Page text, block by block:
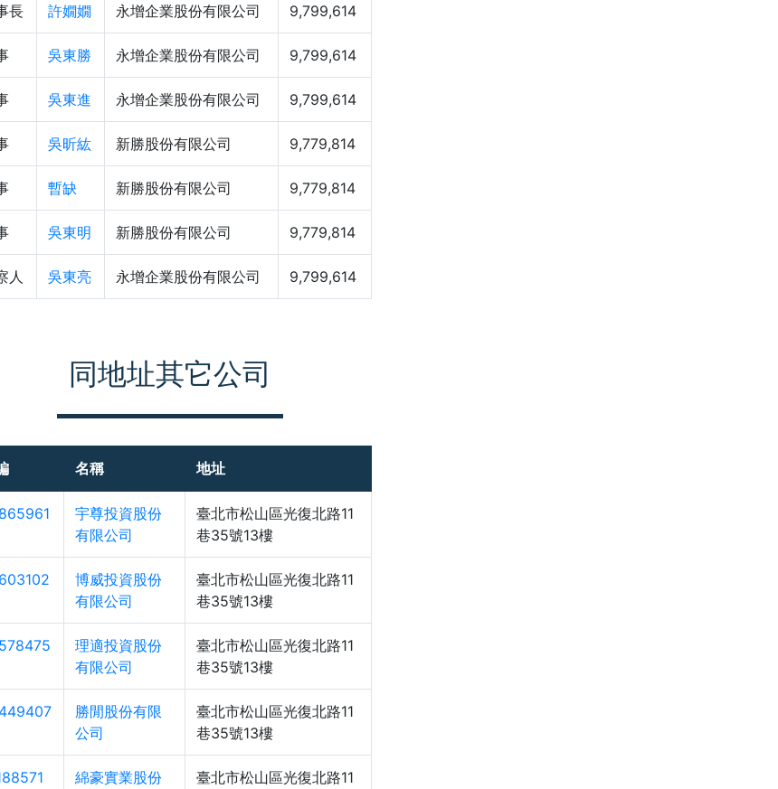
長 許嫺嫺 永增企業股份有限公司 9,799,614
吳東勝 永增企業股份有限公司 9,799,614
吳東進 永增企業股份有限公司 9,799,614
吳昕紘 新勝股份有限公司 9,779,814
暫缺 新勝股份有限公司 9,779,814
吳東明 新勝股份有限公司 9,779,814
人 吳東亮 永增企業股份有限公司 9,799,614
同地址其它公司
名稱 地址
宇尊投資股份
有限公司
臺北市松山區光復北路11
巷35號13樓
博威投資股份
有限公司
臺北市松山區光復北路11
巷35號13樓
理適投資股份
有限公司
臺北市松山區光復北路11
巷35號13樓
勝閒股份有限
公司
臺北市松山區光復北路11
巷35號13樓
綿豪實業股份
臺北市松山區光復北路11